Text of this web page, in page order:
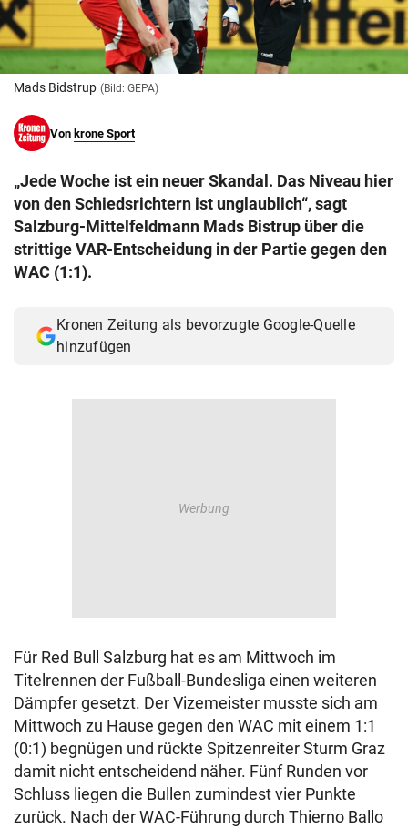
© Krone Multimedia GmbH & Co KG 2026
Muthgasse 2, 1190 Wien
Mads Bidstrup (Bild: GEPA)
Von krone Sport
„Jede Woche ist ein neuer Skandal. Das Niveau hier
von den Schiedsrichtern ist unglaublich“, sagt
Salzburg-Mittelfeldmann Mads Bistrup über die
strittige VAR-Entscheidung in der Partie gegen den
WAC (1:1).
Kronen Zeitung als bevorzugte Google-Quelle
hinzufügen
Für Red Bull Salzburg hat es am Mittwoch im
Titelrennen der Fußball-Bundesliga einen weiteren
Dämpfer gesetzt. Der Vizemeister musste sich am
Mittwoch zu Hause gegen den WAC mit einem 1:1
(0:1) begnügen und rückte Spitzenreiter Sturm Graz
damit nicht entscheidend näher. Fünf Runden vor
Schluss liegen die Bullen zumindest vier Punkte
zurück. Nach der WAC-Führung durch Thierno Ballo